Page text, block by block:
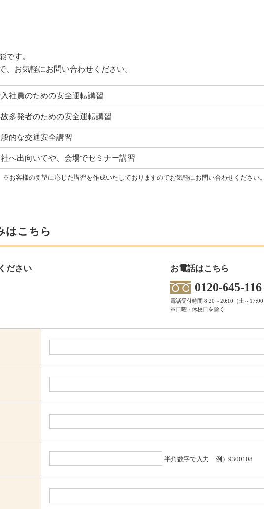
です。
、お気軽にお問い合わせください。
入社員のための安全運転講習
多発者のための安全運転講習
的な交通安全講習
へ出向いてや、会場でセミナー講習
※お客様の要望に応じた講習を作成いたしておりますのでお気軽にお問い合わせください
はこちら
ださい お電話はこちら
0120-645-116
電話受付時間 8:20～20:10（土～17:00
※日曜・休校日を除く
半角数字で入力 例）9300108